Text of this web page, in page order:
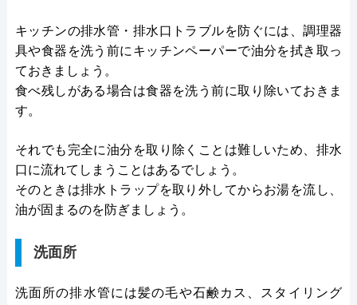
キッチンの排水管・排水口トラブルを防ぐには、調理器
具や食器を洗う前にキッチンペーパーで油分を拭き取っ
ておきましょう。
食べ残しがある場合は食器を洗う前に取り除いておきま
す。
それでも完全に油分を取り除くことは難しいため、排水
口に流れてしまうことはあるでしょう。
そのときは排水トラップを取り外してからお湯を流し、
油が固まるのを防ぎましょう。
洗面所
洗面所の排水管には髪の毛や石鹸カス、スタイリング